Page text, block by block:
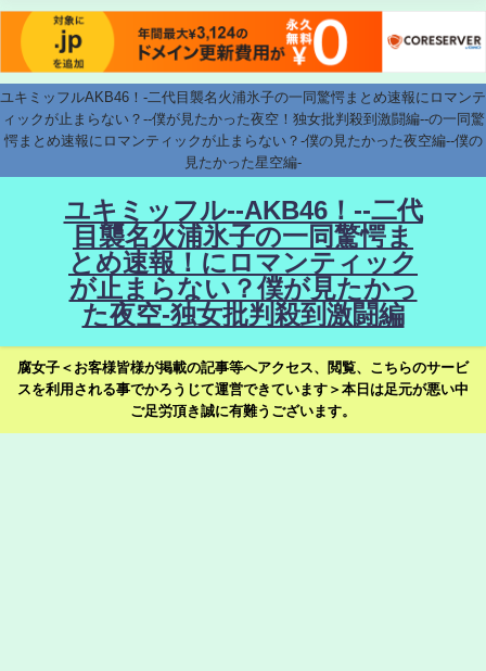
ユキミッフルAKB46！-二代目襲名火浦氷子の一同驚愕まとめ速報にロマンテ
ィックが止まらない？--僕が見たかった夜空！独女批判殺到激闘編--の一同驚
愕まとめ速報にロマンティックが止まらない？-僕の見たかった夜空編--僕の
見たかった星空編-
ユキミッフル--AKB46！--二代
目襲名火浦氷子の一同驚愕ま
とめ速報！にロマンティック
が止まらない？僕が見たかっ
た夜空-独女批判殺到激闘編
腐女子＜お客様皆様が掲載の記事等へアクセス、閲覧、こちらのサービ
スを利用される事でかろうじて運営できています＞本日は足元が悪い中
ご足労頂き誠に有難うございます。